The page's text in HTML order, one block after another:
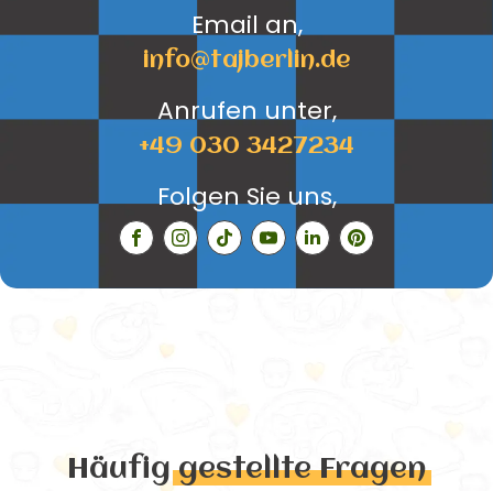
Email an,
info@tajberlin.de
Anrufen unter,
+49 030 3427234
Folgen Sie uns,
Häufiggestellte Fragen